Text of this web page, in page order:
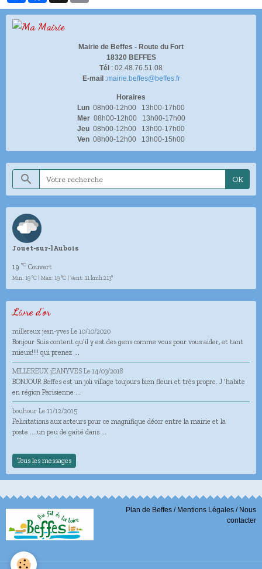
Mairie de Beffes - Route du Fort
18320 BEFFES
Tél : 02.48.76.51.08
E-mail :mairie.beffes@beffes.fr
Horaires
Lun 08h00-12h00 13h00-17h00
Mer 08h00-12h00 13h00-17h00
Jeu 08h00-12h00 13h00-17h00
Ven 08h00-12h00 13h00-15h00
OK
Jouet-sur-lAubois
19 °C Couvert
Min: 19 °C | Max: 19 °C | Vent: 11 kmh 213°
Livre d'or
millereux jean-yves Le 10/10/2020
Bonjour Suis content qu'il y est des gens comme vous pour vous aider, et tant
mieux!!!! qui prenez ...
MILLEREUX jEANYVES Le 14/03/2018
BONJOUR Beffes est un joli village toujours bien fleuri et très propre. J 'habite
en région Parisienne ...
bouhour Le 11/12/2015
Felicitations aux acteurs pour ce magnifique décor entre la mairie et la
poste.....un peu de gaité dans ...
Tous les messages
Plan de Beffes / Mentions Légales / Nous
contacter